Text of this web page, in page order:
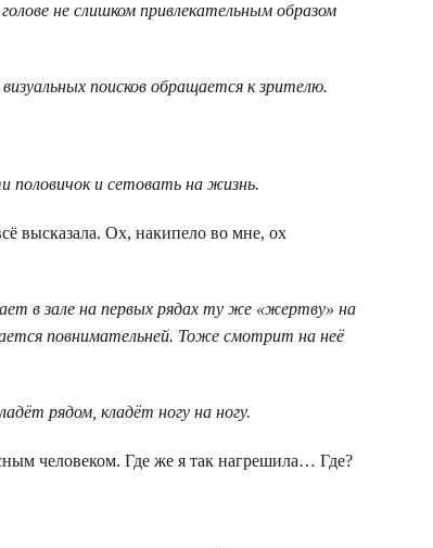
не слишком привлекательным образом
поисков обращается к зрителю.
половичок и сетовать на жизнь.
высказала. Ох, накипело во мне, ох
в зале на первых рядах ту же «жертву» на
повнимательней. Тоже смотрит на неё
рядом, кладёт ногу на ногу.
человеком. Где же я так нагрешила… Где?